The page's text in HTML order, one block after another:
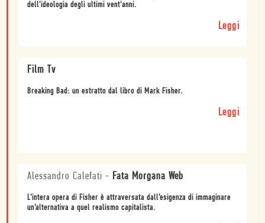
dell'ideologia degli ultimi vent'anni.
Leggi
Film Tv
Breaking Bad: un estratto dal libro di Mark Fisher.
Leggi
Alessandro Calefati - Fata Morgana Web
L’intera opera di Fisher è attraversata dall’esigenza di immaginare
un’alternativa a quel realismo capitalista.